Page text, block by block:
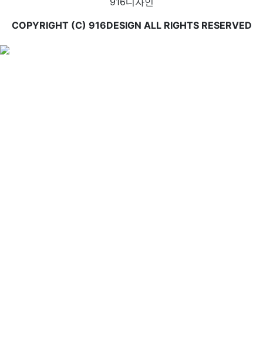
COPYRIGHT (C) 916DESIGN ALL RIGHTS RESERVED